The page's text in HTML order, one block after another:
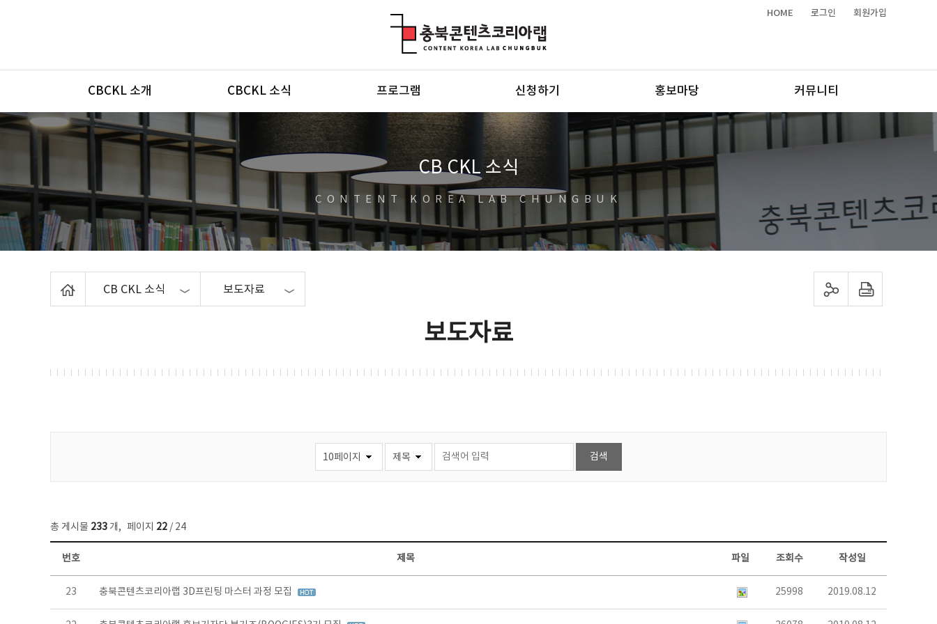
HOME 로그인 회원가입
메뉴
CBCKL 소개 CBCKL 소식 프로그램 신청하기 홍보마당 커뮤니티
CB CKL 소식
CONTENT KOREA LAB CHUNGBUK
CB CKL 소식 보도자료 sns 공유하기 프린트하기
보도자료
총 게시물 233 개, 페이지 22 / 24
보도자료 목록 - 번호, 제목, 작성자, 파일, 조회수, 작성일 정보 제공
번호 제목 파일 조회수 작성일
23 충북콘텐츠코리아랩 3D프린팅 마스터 과정 모집 25998 2019.08.12